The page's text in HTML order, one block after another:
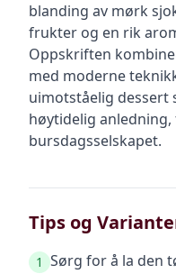
blanding av mørk
frukter og en rik
Oppskriften
med moderne
uimotståelig dessert
høytidelig
bursdagsselskapet.
Tips og
1 Sørg for å la den